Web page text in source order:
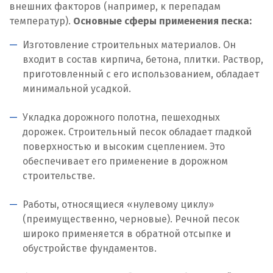
внешних факторов (например, к перепадам
температур). Основные сферы применения песка:
Изготовление строительных материалов. Он
входит в состав кирпича, бетона, плитки. Раствор,
приготовленный с его использованием, обладает
минимальной усадкой.
Укладка дорожного полотна, пешеходных
дорожек. Строительный песок обладает гладкой
поверхностью и высоким сцеплением. Это
обеспечивает его применение в дорожном
строительстве.
Работы, относящиеся «нулевому циклу»
(преимущественно, черновые). Речной песок
широко применяется в обратной отсыпке и
обустройстве фундаментов.